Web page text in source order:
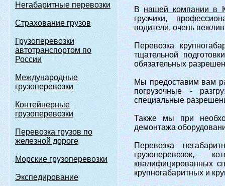
Негабаритные перевозки
Страхование грузов
Грузоперевозки
автотранспортом по
России
Международные
грузоперевозки
Контейнерные
грузоперевозки
Перевозка грузов по
железной дороге
Морские грузоперевозки
Экспедирование
Внашей компании в
грузчики,
водители, очень
Перевозка
тщательной
обязательных
Мы предоставим вам
погрузочные -
специальные
Также мы при
демонтажа
Перевозка
грузоперевозок,
квалифицированных
крупногабаритных и